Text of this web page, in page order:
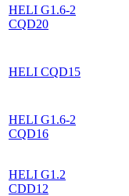
HELI G1.6-2
CQD20
HELI CQD15
HELI G1.6-2
CQD16
HELI G1.2
CDD12